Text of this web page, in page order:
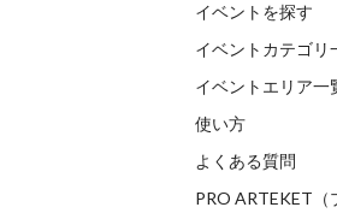
イベントを探す
イベントカテゴリ
イベントエリア一
使い方
よくある質問
PRO ARTEKET（